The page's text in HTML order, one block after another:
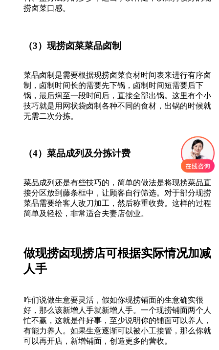
捞卤菜口感。
（3）现捞卤菜菜品卤制
菜品卤制是需要根据现捞卤菜食材时间表来进行有序卤
制，卤制时间长的需要先下锅，卤制时间短需要后下
锅，最后焖至一段时间后，直接全部出锅。这里有个小
技巧就是用网状袋卤制各种不同的食材，出锅的时候就
无需二次分拣。
（4）菜品成列及分拣计费
菜品成列还是有些技巧的，简单的做法是将现捞菜品直
接分区放到藤条框中，让顾客自行筛选。对于部分现捞
菜品需要给客人改刀加工，然后称重收费。这样的过程
简单及轻松，非常适合夫妻店创业。
做现捞卤现捞店可根据实际情况加减
人手
咋们说做生意要灵活，假如你现捞铺面的生意确实很
好，那么该新增人手就新增人手。一个现捞铺面两个人
忙不赢，这就是件好事，至少说明你的铺面可以养人，
有能力养人。如果生意逐渐可以被小工接管，那么你就
可以再开店，新增铺面，创造更多的营收。